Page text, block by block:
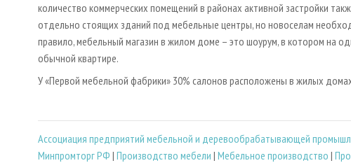
количество коммерческих помещений в районах активной застройки
отдельно стоящих зданий под мебельные центры, но новоселам
правило, мебельный магазин в жилом доме – это шоурум, в котором на
обычной квартире.
У «Первой мебельной фабрики» 30% салонов расположены в жилых
Ассоциация предприятий мебельной и деревообрабатывающей
Минпромторг РФ | Производство мебели | Мебельное производство |